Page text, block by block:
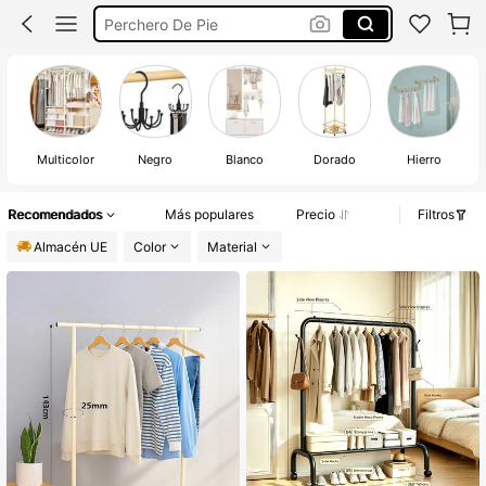
Perchero Burro Ropa
Percheros De Pie
Multicolor Negro Blanco Dorado Hierro
Recomendados Más populares Precio
Filtros
Almacén UE
Color Material